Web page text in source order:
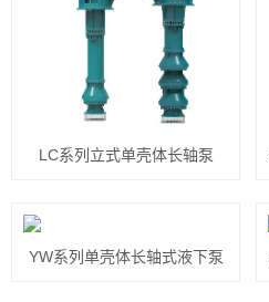
LC系列立式单壳体长轴泵
YW系列单壳体长轴式液下泵